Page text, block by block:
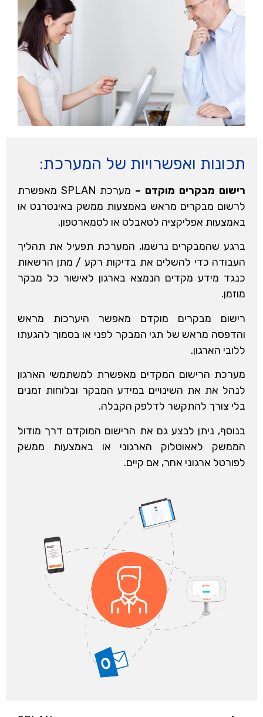
תכונות ואפשרויות של המערכת:
רישום מבקרים מוקדם –
מערכת SPLAN מאפשרת
לרשום מבקרים מראש באמצעות ממשק באינטרנט או
באמצעות אפליקציה לטאבלט או לסמארטפון.
ברגע שהמבקרים נרשמו, המערכת תפעיל את תהליך
העבודה כדי להשלים את בדיקות רקע / מתן הרשאות
כנגד מידע מקדים הנמצא בארגון לאישור כל מבקר
מוזמן.
רישום מבקרים מוקדם מאפשר היערכות מראש
והדפסה מראש של תגי המבקר לפני או בסמוך להגעתו
ללובי הארגון.
מערכת הרישום המקדים מאפשרת למשתמשי הארגון
לנהל את את השינויים במידע המבקר ובלוחות זמנים
בלי צורך להתקשר לדלפק הקבלה.
בנוסף, ניתן לבצע גם את הרישום המוקדם דרך מודול
הממשק לאאוטלוק הארגוני או באמצעות ממשק
לפורטל ארגוני אחר, אם קיים.